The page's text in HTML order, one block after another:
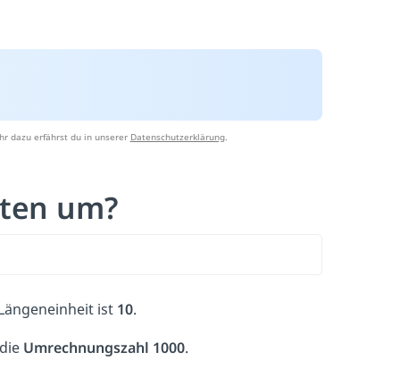
dazu erfährst du in unserer Datenschutzerklärung.
um?
ist 10.
Umrechnungszahl 1000.